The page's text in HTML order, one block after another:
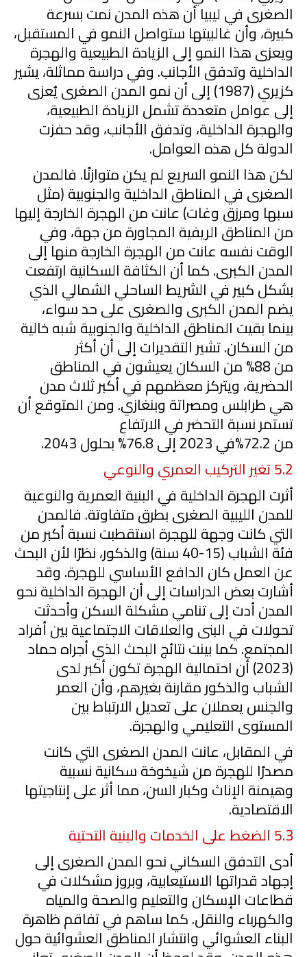
الصغرى في ليبيا أن هذه المدن نمت بسرعة
كبيرة، وأن غالبيتها ستواصل النمو في المستقبل،
ويعزى هذا النمو إلى الزيادة الطبيعية والهجرة
الداخلية وتدفق الأجانب. وفي دراسة مماثلة، يشير
كزيري (1987) إلى أن نمو المدن الصغرى يُعزى
إلى عوامل متعددة تشمل الزيادة الطبيعية،
والهجرة الداخلية، وتدفق الأجانب، وقد حفزت
الدولة كل هذه العوامل.
لكن هذا النمو السريع لم يكن متوازنًا. فالمدن
الصغرى في المناطق الداخلية والجنوبية (مثل
سبها ومرزق وغات) عانت من الهجرة الخارجة إليها
من المناطق الريفية المجاورة من جهة، وفي
الوقت نفسه عانت من الهجرة الخارجة منها إلى
المدن الكبرى. كما أن الكثافة السكانية ارتفعت
بشكل كبير في الشريط الساحلي الشمالي الذي
يضم المدن الكبرى والصغرى على حد سواء،
بينما بقيت المناطق الداخلية والجنوبية شبه خالية
من السكان. تشير التقديرات إلى أن أكثر
من88% من السكان يعيشون في المناطق
الحضرية، ويتركز معظمهم في أكبر ثلاث مدن
هي طرابلس ومصراتة وبنغازي. ومن المتوقع أن
تستمر نسبة التحضر في الارتفاع
من 72.2% في2023إلى76.8% بحلول2043
.
5.2تغير التركيب العمري والنوعي
أثرت الهجرة الداخلية في البنية العمرية والنوعية
للمدن الليبية الصغرى بطرق متفاوتة. فالمدن
التي كانت وجهة للهجرة استقطبت نسبة أكبر من
فئة الشباب (15
-
40سنة) والذكور، نظرًا لأن البحث
عن العمل كان الدافع الأساسي للهجرة. وقد
أشارت بعض الدراسات إلى أن الهجرة الداخلية نحو
المدنأدت إلى تنامي مشكلة السكن وأحدثت
تحولات في البنى والعلاقات الاجتماعية بين أفراد
المجتمع. كما بينت نتائج البحث الذي أجراه حماد
(
2023) أن احتمالية الهجرة تكون أكبر لدى
الشباب والذكور مقارنة بغيرهم، وأن العمر
والجنس يعملان على تعديل الارتباط بين
المستوى التعليمي والهجرة.
في المقابل، عانت المدن الصغرى التي كانت
مصدرًا للهجرة من شيخوخة سكانية نسبية
وهيمنة الإناث وكبار السن، مما أثر على إنتاجيتها
الاقتصادية.
5.3 الضغط على الخدمات والبنية التحتية
أدى التدفق السكاني نحو المدن الصغرى إلى
إجهاد قدراتها الاستيعابية، وبروز مشكلات في
قطاعات الإسكان والتعليم والصحة والمياه
والكهرباء والنقل. كما ساهم في تفاقم ظاهرة
البناء العشوائي وانتشار المناطق العشوائية حول